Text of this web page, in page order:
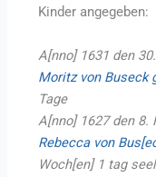
Kinder angegeben:
A[nno] 1631 den
Moritz von Buseck
Tage
A[nno] 1627 den 8.
Rebecca von
Woch[en] 1 tag